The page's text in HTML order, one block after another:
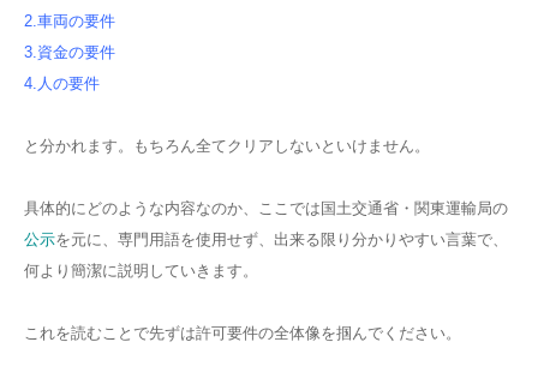
2.車両の要件
3.資金の要件
4.人の要件
と分かれます。もちろん全てクリアしないといけません。
具体的にどのような内容なのか、ここでは国土交通省・関東運輸局の
公示を元に、専門用語を使用せず、出来る限り分かりやすい言葉で、
何より簡潔に説明していきます。
これを読むことで先ずは許可要件の全体像を掴んでください。